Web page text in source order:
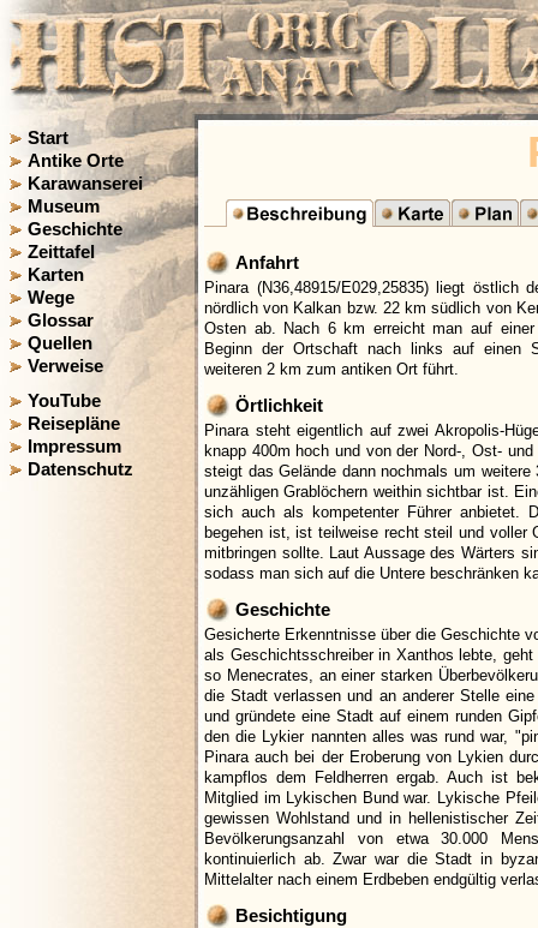
Start
Antike Orte
Karawanserei
Museum
Geschichte
Zeittafel
Karten
Wege
Glossar
Quellen
Verweise
YouTube
Reisepläne
Impressum
Datenschutz
Anfahrt
Pinara (N36,48915/E029,25835) liegt
nördlich von Kalkan bzw. 22 km südlich von
Osten ab. Nach 6 km erreicht man auf
Beginn der Ortschaft nach links auf einen
weiteren 2 km zum antiken Ort führt.
Örtlichkeit
Pinara steht eigentlich auf zwei Akropolis-
knapp 400m hoch und von der Nord-, Ost-
steigt das Gelände dann nochmals um
unzähligen Grablöchern weithin sichtbar ist.
sich auch als kompetenter Führer
begehen ist, ist teilweise recht steil und voller
mitbringen sollte. Laut Aussage des Wärters
sodass man sich auf die Untere beschränken
Geschichte
Gesicherte Erkenntnisse über die Geschichte
als Geschichtsschreiber in Xanthos lebte,
so Menecrates, an einer starken
die Stadt verlassen und an anderer Stelle
und gründete eine Stadt auf einem runden
den die Lykier nannten alles was rund war,
Pinara auch bei der Eroberung von Lykien
kampflos dem Feldherren ergab. Auch ist
Mitglied im Lykischen Bund war. Lykische
gewissen Wohlstand und in hellenistischer
Bevölkerungsanzahl von etwa 30.000
kontinuierlich ab. Zwar war die Stadt in
Mittelalter nach einem Erdbeben endgültig
Besichtigung